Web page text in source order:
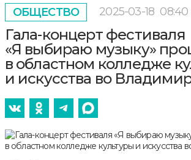
ОБЩЕСТВО 2025-03-18 08:40
Гала-концерт фестиваля
«Я выбираю музыку»
в областном колледже
и искусства во